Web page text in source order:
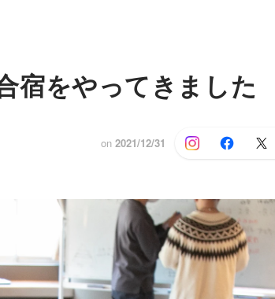
宿をやってきました
on 2021/12/31